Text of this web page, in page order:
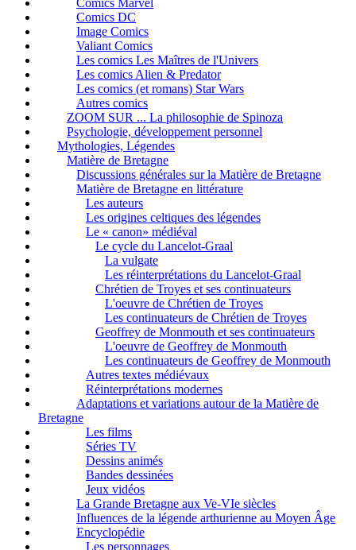
Comics Marvel
Comics DC
Image Comics
Valiant Comics
Les comics Les Maîtres de l'Univers
Les comics Alien & Predator
Les comics (et romans) Star Wars
Autres comics
ZOOM SUR ... La philosophie de Spinoza
Psychologie, développement personnel
Mythologies, Légendes
Matière de Bretagne
Discussions générales sur la Matière de Bretagne
Matière de Bretagne en littérature
Les auteurs
Les origines celtiques des légendes
Le « canon» médiéval
Le cycle du Lancelot-Graal
La vulgate
Les réinterprétations du Lancelot-Graal
Chrétien de Troyes et ses continuateurs
L'oeuvre de Chrétien de Troyes
Les continuateurs de Chrétien de Troyes
Geoffrey de Monmouth et ses continuateurs
L'oeuvre de Geoffrey de Monmouth
Les continuateurs de Geoffrey de Monmouth
Autres textes médiévaux
Réinterprétations modernes
Adaptations et variations autour de la Matière de
Bretagne
Les films
Séries TV
Dessins animés
Bandes dessinées
Jeux vidéos
La Grande Bretagne aux Ve-VIe siècles
Influences de la légende arthurienne au Moyen Âge
Encyclopédie
Les personnages